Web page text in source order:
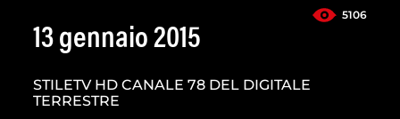
5106
13 gennaio 2015
STILETV HD CANALE 78 DEL DIGITALE
TERRESTRE